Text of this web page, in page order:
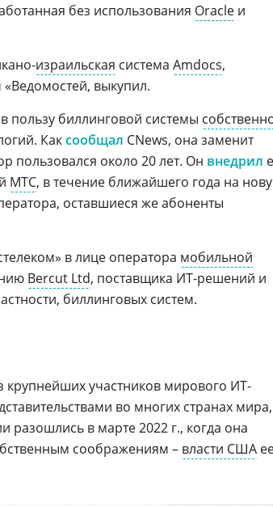
без использования Oracle и
израильская система Amdocs,
выкупил.
пользу биллинговой системы
Каксообщал CNews, она заменит
пользовался около 20 лет. Он внедрил
МТС, в течение ближайшего года на
оставшиеся же абоненты
в лице оператора мобильной
Bercut Ltd, поставщика ИТ-решений и
биллинговых систем.
крупнейших участников мирового ИТ-
во многих странах мира,
разошлись в марте 2022 г., когда она
соображениям – власти США